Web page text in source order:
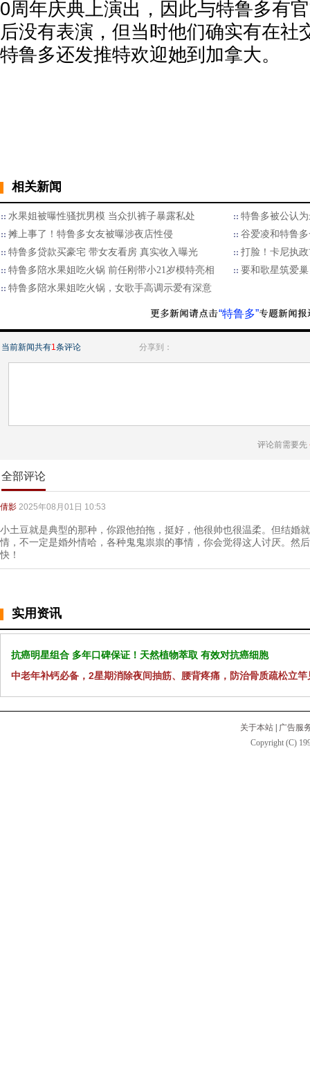
0周年庆典上演出，因此与特鲁多有
后没有表演，但当时他们确实有在社
特鲁多还发推特欢迎她到加拿大。
相关新闻
水果姐被曝性骚扰男模 当众扒裤子暴露私处
特鲁多被公认
摊上事了！特鲁多女友被曝涉夜店性侵
谷爱凌和特鲁
特鲁多贷款买豪宅 带女友看房 真实收入曝光
打脸！卡尼执
特鲁多陪水果姐吃火锅 前任刚带小21岁模特亮相
要和歌星筑爱
特鲁多陪水果姐吃火锅，女歌手高调示爱有深意
“特鲁多”
当前新闻共有1条评论 分享到：
评论前需要先
全部评论
倩影 2025年08月01日 10:53
小土豆就是典型的那种，你跟他拍拖，挺好，他很帅也很温柔。但结婚
情，不一定是婚外情哈，各种鬼鬼祟祟的事情，你会觉得这人讨厌。然
快！
实用资讯
抗癌明星组合 多年口碑保证！天然植物萃取 有效对抗癌细胞
中老年补钙必备，2星期消除夜间抽筋、腰背疼痛，防治骨质疏松立竿
关于本站
广告服
Copyright (C)